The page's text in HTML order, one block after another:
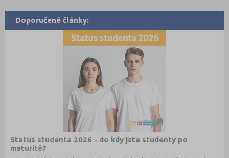
Doporučené články:
Status studenta 2026 - do kdy jste studenty po
maturitě?